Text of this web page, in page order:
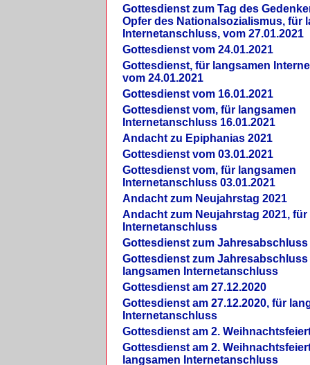
Gottesdienst zum Tag des
Opfer des Nationalsozialismus, für
Internetanschluss, vom 27.01.2021
Gottesdienst vom 24.01.2021
Gottesdienst, für langsamen
vom 24.01.2021
Gottesdienst vom 16.01.2021
Gottesdienst vom, für langsamen
Internetanschluss 16.01.2021
Andacht zu Epiphanias 2021
Gottesdienst vom 03.01.2021
Gottesdienst vom, für langsamen
Internetanschluss 03.01.2021
Andacht zum Neujahrstag 2021
Andacht zum Neujahrstag 2021,
Internetanschluss
Gottesdienst zum Jahresabschluss
Gottesdienst zum Jahresabschluss
langsamen Internetanschluss
Gottesdienst am 27.12.2020
Gottesdienst am 27.12.2020, für
Internetanschluss
Gottesdienst am 2.
Gottesdienst am 2.
langsamen Internetanschluss